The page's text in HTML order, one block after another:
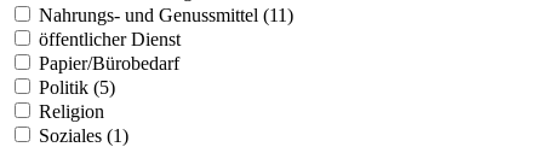
Nahrungs- und Genussmittel (11)
öffentlicher Dienst
Papier/Bürobedarf
Politik (5)
Religion
Soziales (1)